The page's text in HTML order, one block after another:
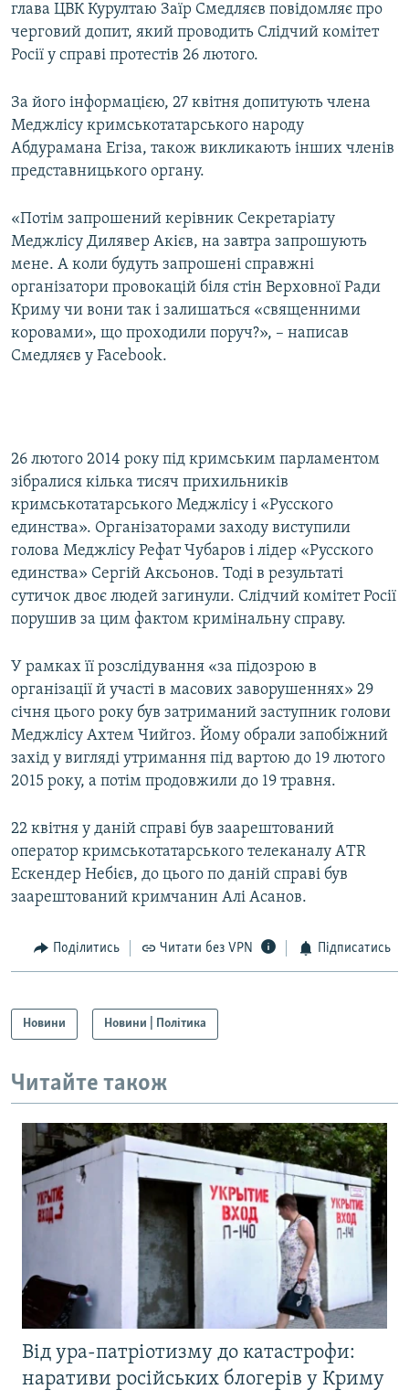
КТАТ
ДОЛУЧАЙСЯ!
глава ЦВК Курултаю Заїр Смедляєв повідомляє про
черговий допит, який проводить Слідчий комітет
Росії у справі протестів 26 лютого.
За його інформацією, 27 квітня допитують члена
Меджлісу кримськотатарського народу
Абдурамана Егіза, також викликають інших членів
представницького органу.
«Потім запрошений керівник Секретаріату
Меджлісу Дилявер Акієв, на завтра запрошують
мене. А коли будуть запрошені справжні
організатори провокацій біля стін Верховної Ради
Криму чи вони так і залишаться «священними
коровами», що проходили поруч?», – написав
Смедляєв у Facebook.
26 лютого 2014 року під кримським парламентом
зібралися кілька тисяч прихильників
кримськотатарського Меджлісу і «Русского
единства». Організаторами заходу виступили
голова Меджлісу Рефат Чубаров і лідер «Русского
единства» Сергій Аксьонов. Тоді в результаті
сутичок двоє людей загинули. Слідчий комітет Росії
порушив за цим фактом кримінальну справу.
У рамках її розслідування «за підозрою в
організації й участі в масових заворушеннях» 29
січня цього року був затриманий заступник голови
Меджлісу Ахтем Чийгоз. Йому обрали запобіжний
захід у вигляді утримання під вартою до 19 лютого
2015 року, а потім продовжили до 19 травня.
22 квітня у даній справі був заарештований
оператор кримськотатарського телеканалу АTR
Ескендер Небієв, до цього по даній справі був
заарештований кримчанин Алі Асанов.
Поділитись Читати без VPN Підписатись
Новини Новини | Політика
Читайте також
Від ура-патріотизму до катастрофи:
наративи російських блогерів у Криму